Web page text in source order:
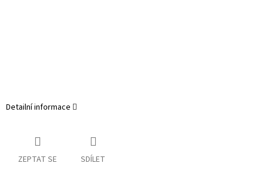
Detailní informace
ZEPTAT SE SDÍLET